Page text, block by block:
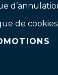
de cookies